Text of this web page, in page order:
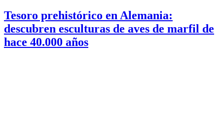
Tesoro prehistórico en Alemania:
descubren esculturas de aves de marfil de
hace 40.000 años